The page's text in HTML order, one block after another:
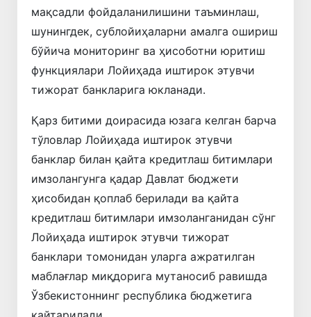
мақсадли фойдаланилишини таъминлаш,
шунингдек, сублойиҳаларни амалга ошириш
бўйича мониторинг ва ҳисоботни юритиш
функциялари Лойиҳада иштирок этувчи
тижорат банкларига юкланади.
Қарз битими доирасида юзага келган барча
тўловлар Лойиҳада иштирок этувчи
банклар билан қайта кредитлаш битимлари
имзолангунга қадар Давлат бюджети
ҳисобидан қоплаб берилади ва қайта
кредитлаш битимлари имзоланганидан сўнг
Лойиҳада иштирок этувчи тижорат
банклари томонидан уларга ажратилган
маблағлар миқдорига мутаносиб равишда
Ўзбекистоннинг республика бюджетига